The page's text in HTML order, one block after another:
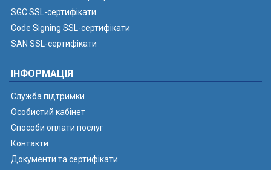
SGC SSL-сертифікати
Code Signing SSL-сертифікати
SAN SSL-сертифікати
ІНФОРМАЦІЯ
Служба підтримки
Особистий кабінет
Способи оплати послуг
Контакти
Документи та сертифікати